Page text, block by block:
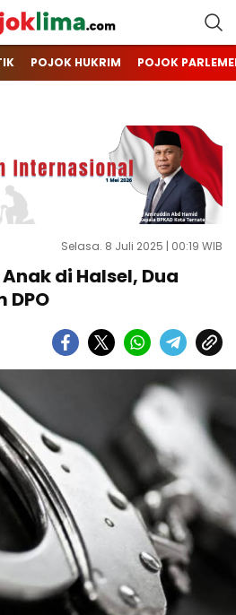
Mojokin
POJOK HUKRIM POJOK
Selasa. 8 Juli 2025 | 00:19 WIB
di Halsel, Dua
DPO